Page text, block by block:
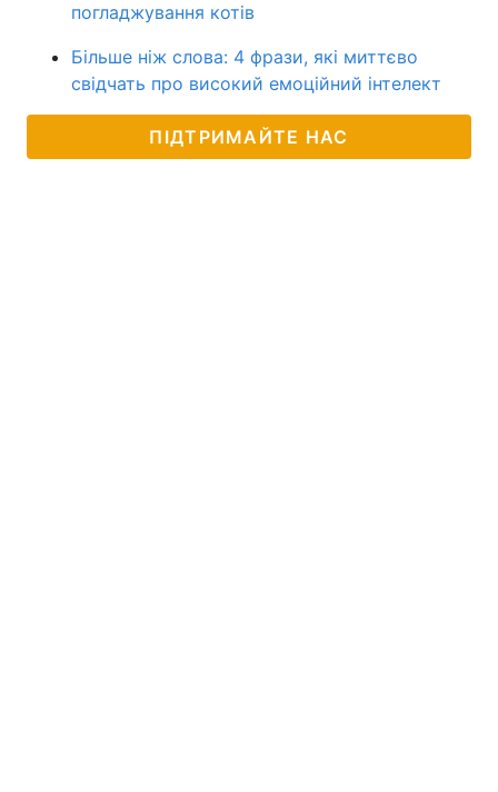
погладжування котів
Більше ніж слова: 4 фрази, які миттєво
свідчать про високий емоційний інтелект
ПІДТРИМАЙТЕ НАС